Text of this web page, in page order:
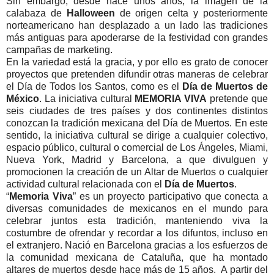
calabaza de
Halloween de origen celta y posteriormente
norteamericano han desplazado a un lado las tradiciones
más antiguas para apoderarse de la festividad con grandes
campañas de marketing.
En la variedad está la gracia, y por ello es grato de conocer
proyectos que pretenden difundir otras maneras de celebrar
el Día de Todos los Santos, como es el
Día de Muertos de
México. La iniciativa cultural MEMORIA VIVA pretende que
seis ciudades de tres países y dos continentes distintos
conozcan la tradición mexicana del Día de Muertos. En este
sentido, la iniciativa cultural se dirige a cualquier colectivo,
espacio público, cultural o comercial de Los Ángeles, Miami,
Nueva York, Madrid y Barcelona, a que divulguen y
promocionen la creación de un Altar de Muertos o cualquier
actividad cultural relacionada con el
Día de Muertos.
“Memoria Viva” es un proyecto participativo que conecta a
diversas comunidades de mexicanos en el mundo para
celebrar juntos esta tradición, manteniendo viva la
costumbre de ofrendar y recordar a los difuntos, incluso en
el extranjero. Nació en Barcelona gracias a los esfuerzos de
la comunidad mexicana de Cataluña, que ha montado
altares de muertos desde hace más de 15 años. A partir del